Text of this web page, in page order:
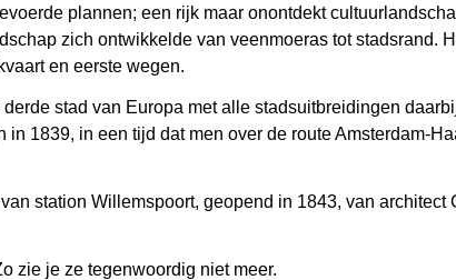
plannen; een rijk maar onontdekt
zich ontwikkelde van veenmoeras tot stadsrand.
en eerste wegen.
stad van Europa met alle stadsuitbreidingen
1839, in een tijd dat men over de route Amsterdam-
station Willemspoort, geopend in 1843, van architect
zie je ze tegenwoordig niet meer.